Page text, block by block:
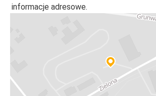
informacje adresowe.